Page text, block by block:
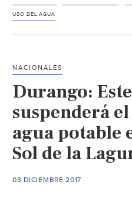
USO DEL AGUA
NACIONALES
Durango:
suspenderá
agua potable
Sol de la
03 DICIEMBRE 2017